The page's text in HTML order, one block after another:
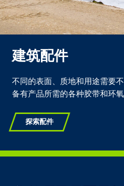
建筑配件
不同的表面、质地和用途需要
备有产品所需的各种胶带和环氧
探索配件